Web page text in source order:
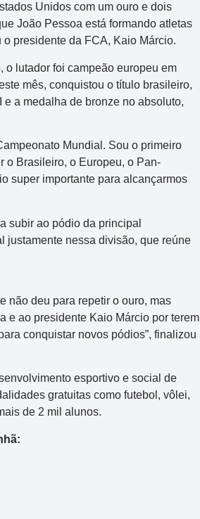
Unidos com um ouro e dois
João Pessoa está formando atletas
presidente da FCA, Kaio Márcio.
o lutador foi campeão europeu em
mês, conquistou o título brasileiro,
a medalha de bronze no absoluto,
Mundial. Sou o primeiro
o Brasileiro, o Europeu, o Pan-
super importante para alcançarmos
subir ao pódio da principal
justamente nessa divisão, que reúne
não deu para repetir o ouro, mas
e ao presidente Kaio Márcio por terem
conquistar novos pódios”, finalizou
esportivo e social de
gratuitas como futebol, vôlei,
de 2 mil alunos.